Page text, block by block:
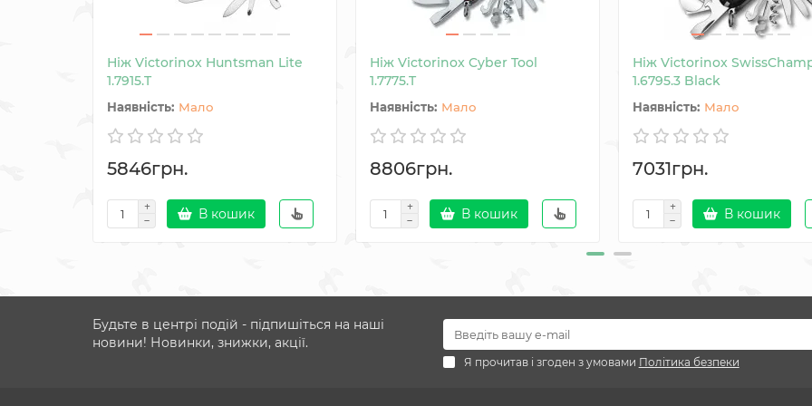
Ніж Victorinox Huntsman Lite
1.7915.T
Мало
5846грн.
В кошик
Ніж Victorinox Cyber Tool
1.7775.T
Мало
8806грн.
В кошик
Ніж Victorinox
1.6795.3 Black
Мало
7031грн.
В кошик
Будьте в центрі подій - підпишіться на наші
новини! Новинки, знижки, акції.
Я прочитав і згоден з умовами Політика безпеки